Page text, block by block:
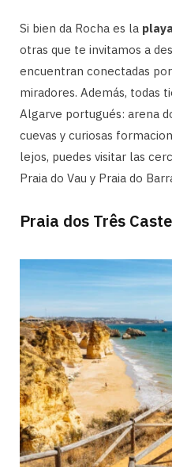
Si bien da Rocha es la
otras que te invitamos a
encuentran conectadas
miradores. Además, todas
Algarve portugués: arena
cuevas y curiosas
lejos, puedes visitar las
Praia do Vau y Praia do
Praia dos Três